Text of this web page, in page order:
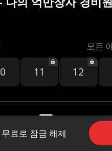
모든
11 12
4.2k
료로 잠금 해제